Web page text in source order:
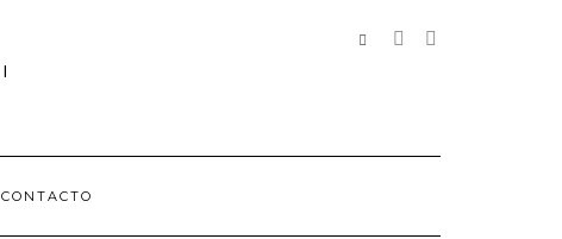
REDES
SOCIALES
CONTACTO